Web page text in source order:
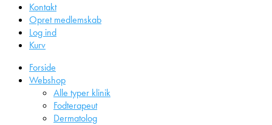
Kontakt
Opret medlemskab
Log ind
Kurv
Forside
Webshop
Alle typer klinik
Fodterapeut
Dermatolog